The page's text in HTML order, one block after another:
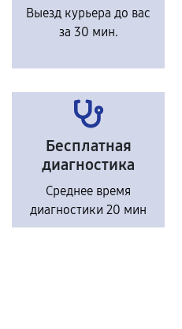
Выезд курьера до вас
за 30 мин.
Бесплатная
диагностика
Среднее время
диагностики 20 мин